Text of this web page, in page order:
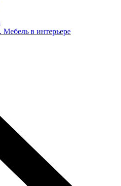
Мебель в интерьере